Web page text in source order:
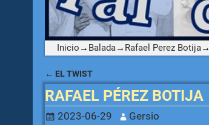
Inicio → Balada→ Rafael Perez Botija→
Navegación de entradas
← EL TWIST
RAFAEL PÉREZ BOTIJA
2023-06-29 Gersio